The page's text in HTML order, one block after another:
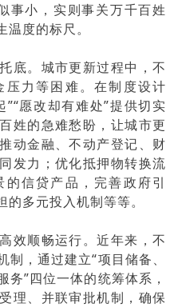
小，实则事关万千百姓
度的标尺。
底。城市更新过程中，不
力等困难。在制度设计
愿改却有难处”提供切实
姓的急难愁盼，让城市更
动金融、不动产登记、财
发力；优化抵押物转换流
信贷产品，完善政府引
多元投入机制等等。
效顺畅运行。近年来，不
，通过建立“项目储备、
”四位一体的统筹体系，
理、并联审批机制，确保